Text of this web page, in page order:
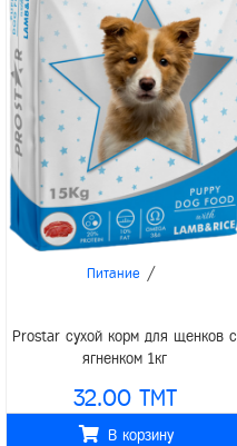
Питание /
Prostar сухой корм для щенков с
ягненком 1кг
32.00 TMT
В корзину